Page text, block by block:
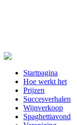
Startpagina
Hoe werkt het
Prijzen
Succesverhalen
Wijnverkoop
Spaghettiavond